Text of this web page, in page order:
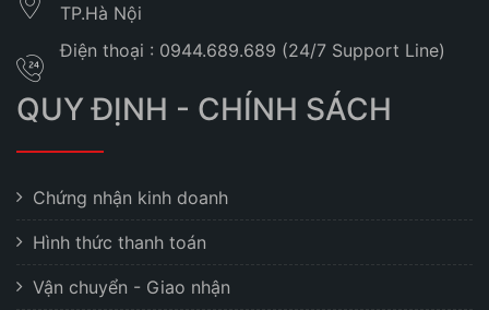
TP.Hà Nội
Điện thoại : 0944.689.689 (24/7 Support Line)
QUY ĐỊNH - CHÍNH SÁCH
Chứng nhận kinh doanh
Hình thức thanh toán
Vận chuyển - Giao nhận